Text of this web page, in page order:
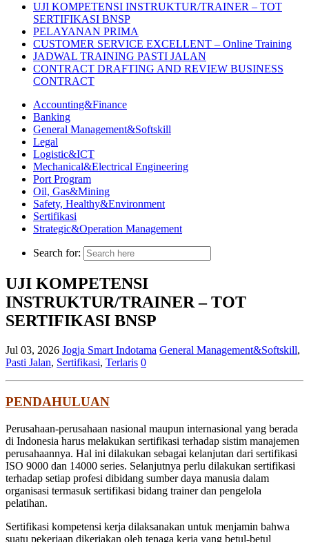
UJI KOMPETENSI INSTRUKTUR/TRAINER – TOT
SERTIFIKASI BNSP
PELAYANAN PRIMA
CUSTOMER SERVICE EXCELLENT – Online Training
JADWAL TRAINING PASTI JALAN
CONTRACT DRAFTING AND REVIEW BUSINESS
CONTRACT
Accounting&Finance
Banking
General Management&Softskill
Legal
Logistic&ICT
Mechanical&Electrical Engineering
Port Program
Oil, Gas&Mining
Safety, Healthy&Environment
Sertifikasi
Strategic&Operation Management
Search for:
UJI KOMPETENSI
INSTRUKTUR/TRAINER – TOT
SERTIFIKASI BNSP
Jul 03, 2026 Jogja Smart Indotama General Management&Softskill,
Pasti Jalan, Sertifikasi, Terlaris 0
PENDAHULUAN
Perusahaan-perusahaan nasional maupun internasional yang berada
di Indonesia harus melakukan sertifikasi terhadap sistim manajemen
perusahaannya. Hal ini dilakukan sebagai kelanjutan dari sertifikasi
ISO 9000 dan 14000 series. Selanjutnya perlu dilakukan sertifikasi
terhadap setiap profesi dibidang sumber daya manusia dalam
organisasi termasuk sertifikasi bidang trainer dan pengelola
pelatihan.
Sertifikasi kompetensi kerja dilaksanakan untuk menjamin bahwa
suatu pekerjaan dikerjakan oleh tenaga kerja yang betul-betul